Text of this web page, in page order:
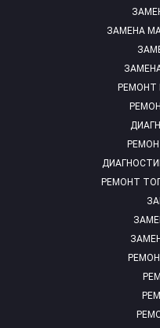
ЗАМЕНА
РЕМОНТ
РЕМОНТ